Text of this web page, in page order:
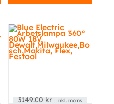
3149.00 kr Inkl. moms